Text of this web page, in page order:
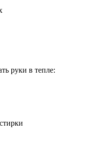
руки в тепле: